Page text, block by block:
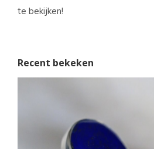
te bekijken!
Recent bekeken